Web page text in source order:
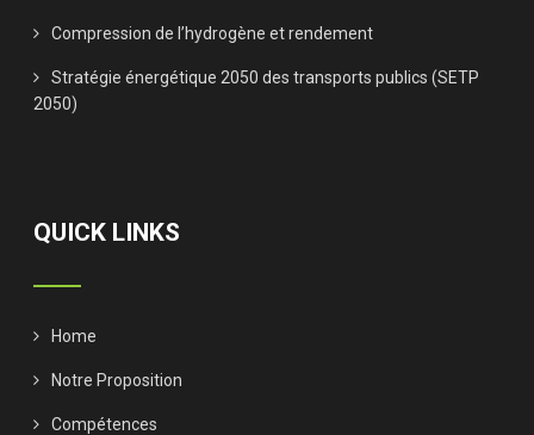
Compression de l’hydrogène et rendement
Stratégie énergétique 2050 des transports publics (SETP
2050)
QUICK LINKS
Home
Notre Proposition
Compétences